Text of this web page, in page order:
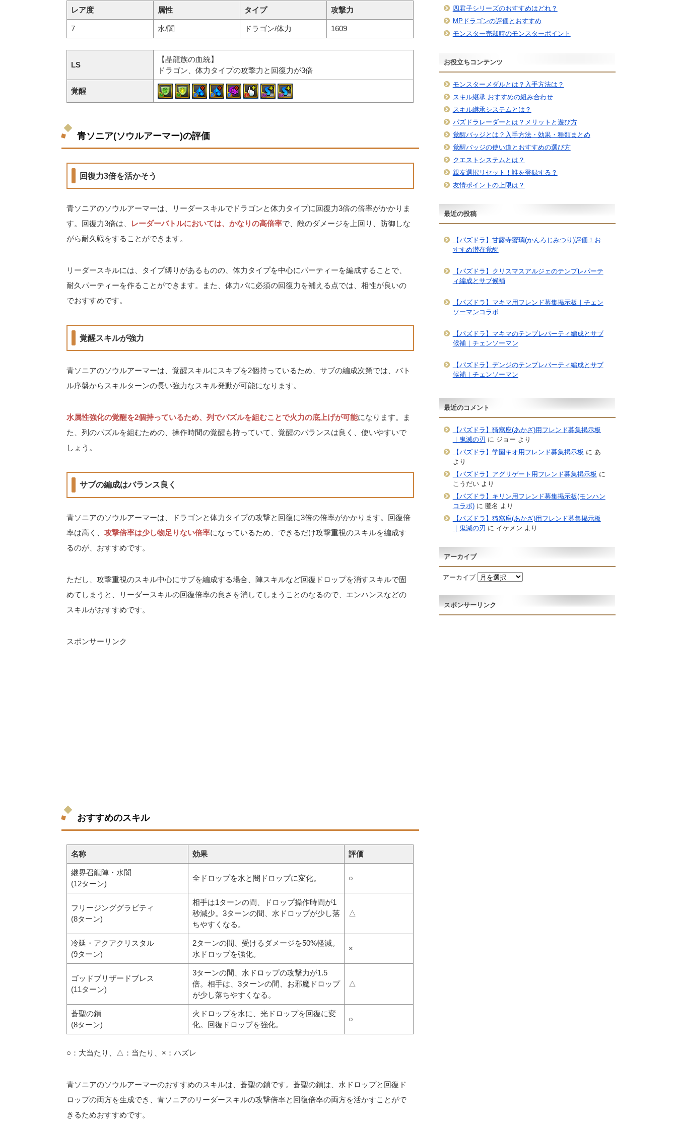
レア度 属性 タイプ 攻撃力
7 水/闇 ドラゴン/体力 1609
LS
【晶龍族の血統】
ドラゴン、体力タイプの攻撃力と回復力が3倍
覚醒
青ソニア(ソウルアーマー)の評価
回復力3倍を活かそう
青ソニアのソウルアーマーは、リーダースキルでドラゴンと体力タイプに回復力3倍の倍率がかかりま
す。回復力3倍は、
レーダーバトルにおいては、かなりの高倍率で、敵のダメージを上回り、防御しな
がら耐久戦をすることができます。
リーダースキルには、タイプ縛りがあるものの、体力タイプを中心にパーティーを編成することで、
耐久パーティーを作ることができます。また、体力パに必須の回復力を補える点では、相性が良いの
でおすすめです。
覚醒スキルが強力
青ソニアのソウルアーマーは、覚醒スキルにスキブを2個持っているため、サブの編成次第では、バト
ル序盤からスキルターンの長い強力なスキル発動が可能になります。
水属性強化の覚醒を2個持っているため、列でパズルを組むことで火力の底上げが可能になります。ま
た、列のパズルを組むための、操作時間の覚醒も持っていて、覚醒のバランスは良く、使いやすいで
しょう。
サブの編成はバランス良く
青ソニアのソウルアーマーは、ドラゴンと体力タイプの攻撃と回復に3倍の倍率がかかります。回復倍
率は高く、 攻撃倍率は少し物足りない倍率になっているため、できるだけ攻撃重視のスキルを編成す
るのが、おすすめです。
ただし、攻撃重視のスキル中心にサブを編成する場合、陣スキルなど回復ドロップを消すスキルで固
めてしまうと、リーダースキルの回復倍率の良さを消してしまうことのなるので、エンハンスなどの
スキルがおすすめです。
スポンサーリンク
おすすめのスキル
名称 効果 評価
継界召龍陣・水闇
(12ターン)
全ドロップを水と闇ドロップに変化。 ○
フリージンググラビティ
(8ターン)
相手は1ターンの間、ドロップ操作時間が1
秒減少。3ターンの間、水ドロップが少し落
ちやすくなる。
△
冷延・アクアクリスタル
(9ターン)
2ターンの間、受けるダメージを50%軽減。
水ドロップを強化。
×
ゴッドブリザードブレス
(11ターン)
3ターンの間、水ドロップの攻撃力が1.5
倍。相手は、3ターンの間、お邪魔ドロップ
が少し落ちやすくなる。
△
蒼聖の鎖
(8ターン)
火ドロップを水に、光ドロップを回復に変
化。回復ドロップを強化。
○
○：大当たり、△：当たり、×：ハズレ
青ソニアのソウルアーマーのおすすめのスキルは、蒼聖の鎖です。蒼聖の鎖は、水ドロップと回復ド
ロップの両方を生成でき、青ソニアのリーダースキルの攻撃倍率と回復倍率の両方を活かすことがで
きるためおすすめです。
四君子シリーズのおすすめはどれ？
MPドラゴンの評価とおすすめ
モンスター売却時のモンスターポイント
お役立ちコンテンツ
モンスターメダルとは？入手方法は？
スキル継承 おすすめの組み合わせ
スキル継承システムとは？
パズドラレーダーとは？メリットと遊び方
覚醒バッジとは？入手方法・効果・種類まとめ
覚醒バッジの使い道とおすすめの選び方
クエストシステムとは？
親友選択リセット！誰を登録する？
友情ポイントの上限は？
最近の投稿
【パズドラ】甘露寺蜜璃(かんろじみつり)評価！お
すすめ潜在覚醒
【パズドラ】クリスマスアルジェのテンプレパーテ
ィ編成とサブ候補
【パズドラ】マキマ用フレンド募集掲示板｜チェン
ソーマンコラボ
【パズドラ】マキマのテンプレパーティ編成とサブ
候補｜チェンソーマン
【パズドラ】デンジのテンプレパーティ編成とサブ
候補｜チェンソーマン
最近のコメント
【パズドラ】猗窩座(あかざ)用フレンド募集掲示板
｜鬼滅の刃 に ジョー より
【パズドラ】学園キオ用フレンド募集掲示板 に あ
より
【パズドラ】アグリゲート用フレンド募集掲示板 に
こうだいより
【パズドラ】キリン用フレンド募集掲示板(モンハン
コラボ)に 匿名 より
【パズドラ】猗窩座(あかざ)用フレンド募集掲示板
｜鬼滅の刃 に イケメン より
アーカイブ
アーカイブ
スポンサーリンク